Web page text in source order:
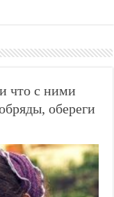
что с ними
обереги